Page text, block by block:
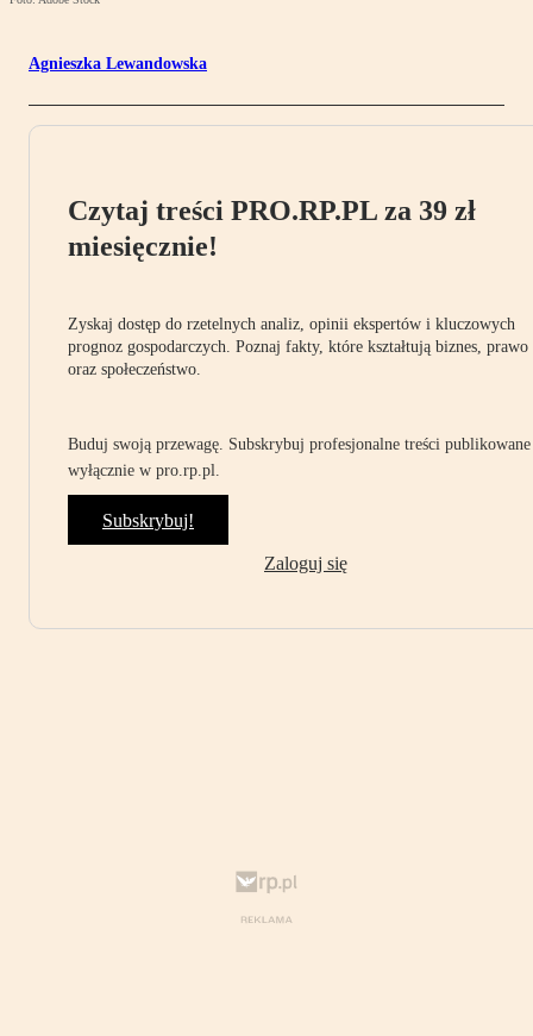
Agnieszka Lewandowska
Czytaj treści PRO.RP.PL za 39 zł
miesięcznie!
Zyskaj dostęp do rzetelnych analiz, opinii ekspertów i kluczowych
prognoz gospodarczych. Poznaj fakty, które kształtują biznes, prawo
oraz społeczeństwo.
Buduj swoją przewagę. Subskrybuj profesjonalne treści publikowane
wyłącznie w pro.rp.pl.
Subskrybuj!
Zaloguj się